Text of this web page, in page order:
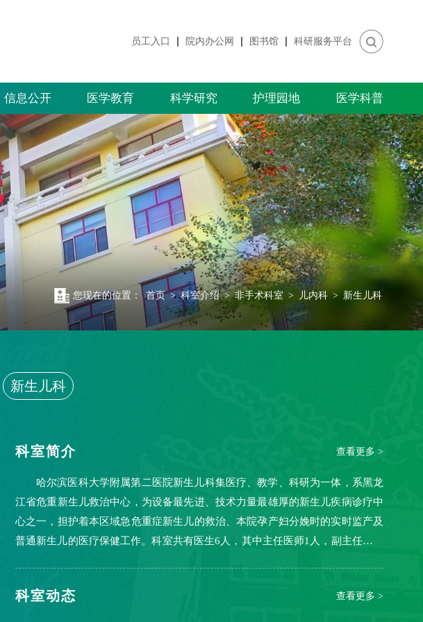
员工入口 院内办公网 图书馆 科研服务平台
信息公开 医学教育 科学研究 护理园地 医学科普
您现在的位置： 首页 > 科室介绍 > 非手术科室 > 儿内科 > 新生儿科
新生儿科
科室简介 查看更多 >
哈尔滨医科大学附属第二医院新生儿科集医疗、教学、科研为一体，系黑龙
江省危重新生儿救治中心，为设备最先进、技术力量最雄厚的新生儿疾病诊疗中
心之一，担护着本区域急危重症新生儿的救治、本院孕产妇分娩时的实时监产及
普通新生儿的医疗保健工作。科室共有医生6人，其中主任医师1人，副主任医师
科室动态 查看更多 >